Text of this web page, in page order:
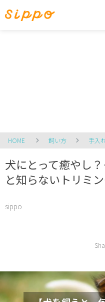
HOME 飼い方 手入
犬にとって癒やし
と知らないトリミ
sippo